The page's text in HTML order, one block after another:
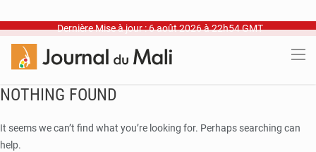
Dernière Mise à jour : 6 août 2026 à 22h54 GMT
NOTHING FOUND
It seems we can’t find what you’re looking for. Perhaps searching can
help.